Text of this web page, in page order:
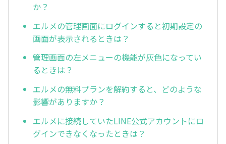
か？
エルメの管理画面にログインすると初期設定の
画面が表示されるときは？
管理画面の左メニューの機能が灰色になってい
るときは？
エルメの無料プランを解約すると、どのような
影響がありますか？
エルメに接続していたLINE公式アカウントにロ
グインできなくなったときは？